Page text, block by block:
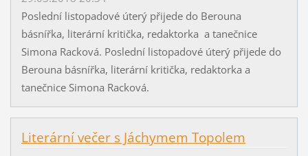
Poslední listopadové úterý přijede do Berouna
básnířka, literární kritička, redaktorka a tanečnice
Simona Racková. Poslední listopadové úterý přijede do
Berouna básnířka, literární kritička, redaktorka a
tanečnice Simona Racková.
Literární večer s Jáchymem Topolem